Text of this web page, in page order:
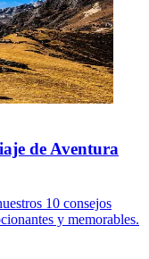
de Aventura
10 consejos
y memorables.